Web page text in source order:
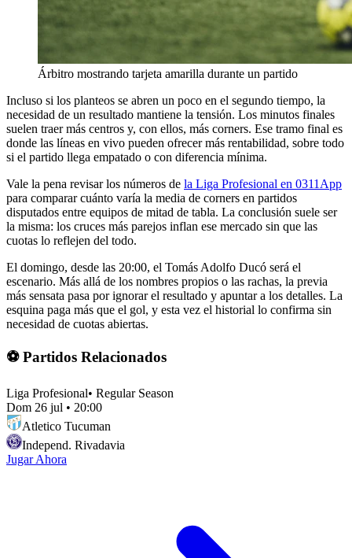
Árbitro mostrando tarjeta amarilla durante un partido
Incluso si los planteos se abren un poco en el segundo tiempo, la
necesidad de un resultado mantiene la tensión. Los minutos finales
suelen traer más centros y, con ellos, más corners. Ese tramo final es
donde las líneas en vivo pueden ofrecer más rentabilidad, sobre todo
si el partido llega empatado o con diferencia mínima.
Vale la pena revisar los números de la Liga Profesional en 0311App
para comparar cuánto varía la media de corners en partidos
disputados entre equipos de mitad de tabla. La conclusión suele ser
la misma: los cruces más parejos inflan ese mercado sin que las
cuotas lo reflejen del todo.
El domingo, desde las 20:00, el Tomás Adolfo Ducó será el
escenario. Más allá de los nombres propios o las rachas, la previa
más sensata pasa por ignorar el resultado y apuntar a los detalles. La
esquina paga más que el gol, y esta vez el historial lo confirma sin
necesidad de cuotas abiertas.
⚽ Partidos Relacionados
Liga Profesional• Regular Season
Dom 26 jul • 20:00
Atletico Tucuman
Independ. Rivadavia
Jugar Ahora